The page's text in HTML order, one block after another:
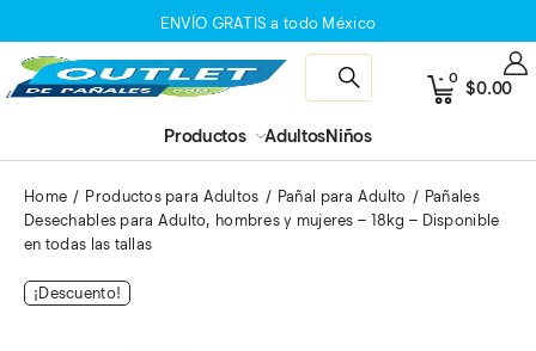
ENVÍO GRATIS a todo México
$0.00
0
Productos AdultosNiños
Home Productos para Adultos Pañal para Adulto
Pañales
Desechables para Adulto, hombres y mujeres – 18kg – Disponible
en todas las tallas
¡Descuento!